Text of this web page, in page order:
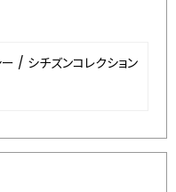
/ シチズンコレクション